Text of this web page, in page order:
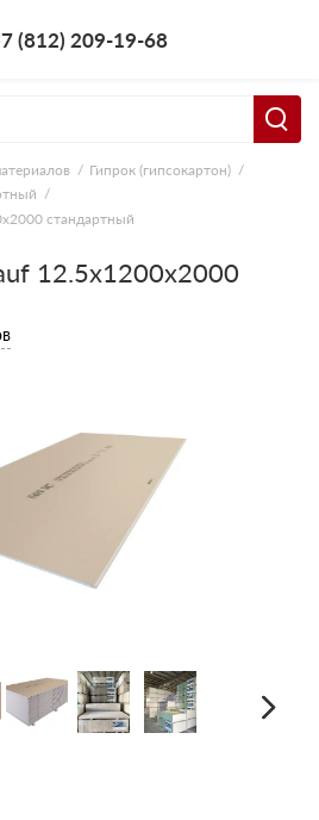
(812) 209-19-68
Гипрок (гипсокартон)
стандартный
12.5x1200x2000